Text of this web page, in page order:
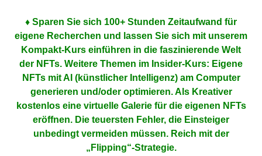
♦ Sparen Sie sich 100+ Stunden Zeitaufwand für
eigene Recherchen und lassen Sie sich mit unserem
Kompakt-Kurs einführen in die faszinierende Welt
der NFTs. Weitere Themen im Insider-Kurs: Eigene
NFTs mit AI (künstlicher Intelligenz) am Computer
generieren und/oder optimieren. Als Kreativer
kostenlos eine virtuelle Galerie für die eigenen NFTs
eröffnen. Die teuersten Fehler, die Einsteiger
unbedingt vermeiden müssen. Reich mit der
„Flipping“-Strategie.